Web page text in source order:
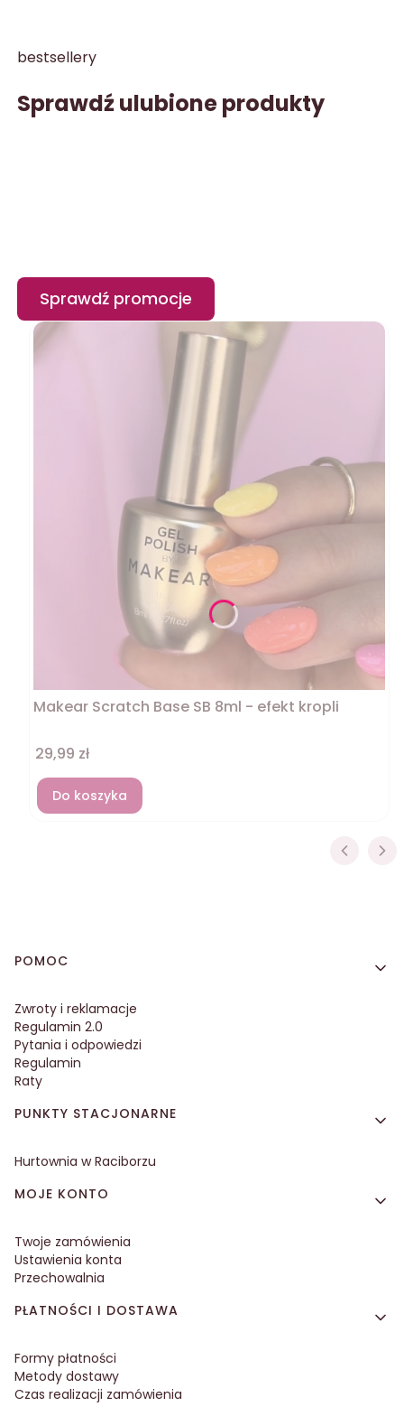
bestsellery
Sprawdź ulubione produkty
Sprawdź promocje
Makear Scratch Base SB 8ml - efekt kropli
Cena
29,99 zł
Do koszyka
Linki w stopce
POMOC
Zwroty i reklamacje
Regulamin 2.0
Pytania i odpowiedzi
Regulamin
Raty
PUNKTY STACJONARNE
Hurtownia w Raciborzu
MOJE KONTO
Twoje zamówienia
Ustawienia konta
Przechowalnia
PŁATNOŚCI I DOSTAWA
Formy płatności
Metody dostawy
Czas realizacji zamówienia